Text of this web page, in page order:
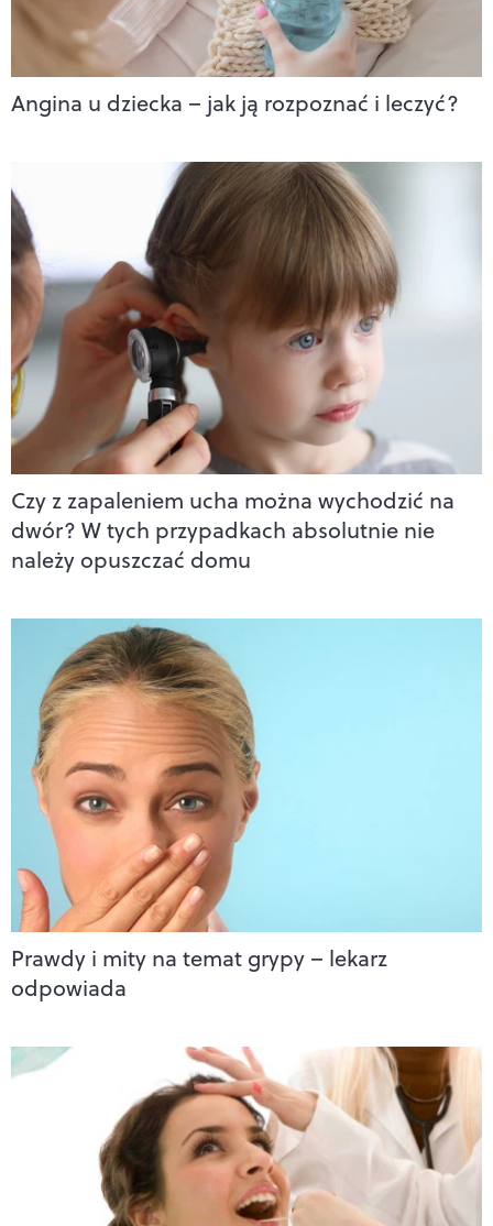
Angina u dziecka – jak ją rozpoznać i leczyć?
Czy z zapaleniem ucha można wychodzić na
dwór? W tych przypadkach absolutnie nie
należy opuszczać domu
Prawdy i mity na temat grypy – lekarz
odpowiada